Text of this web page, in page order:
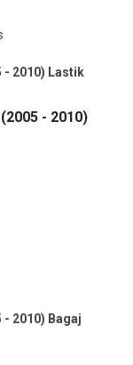
- 2010) Lastik
- 2010)
- 2010) Bagaj